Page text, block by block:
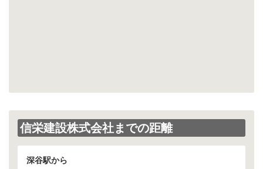
信栄建設株式会社までの距離
深谷駅から